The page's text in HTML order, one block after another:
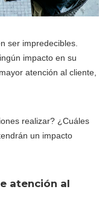
ser impredecibles.
impacto en su
atención al cliente,
realizar? ¿Cuáles
un impacto
atención al